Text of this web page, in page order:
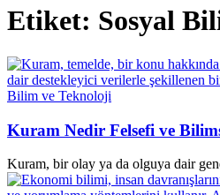
Etiket: Sosyal
Bilim ve Teknoloji
Kuram Nedir Felsefi ve
Kuram, bir olay ya da olguya dair